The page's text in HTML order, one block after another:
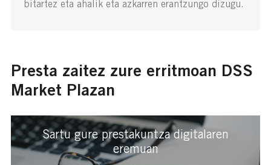
bitartez eta ahalik eta azkarren erantzungo dizugu.
Presta zaitez zure erritmoan DSS
Market Plazan
Sartu gure prestakuntza digitalaren
eremuan